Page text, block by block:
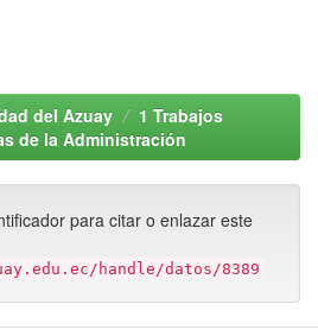
del Azuay
1 Trabajos
de la Administración
para citar o enlazar este
handle/datos/8389